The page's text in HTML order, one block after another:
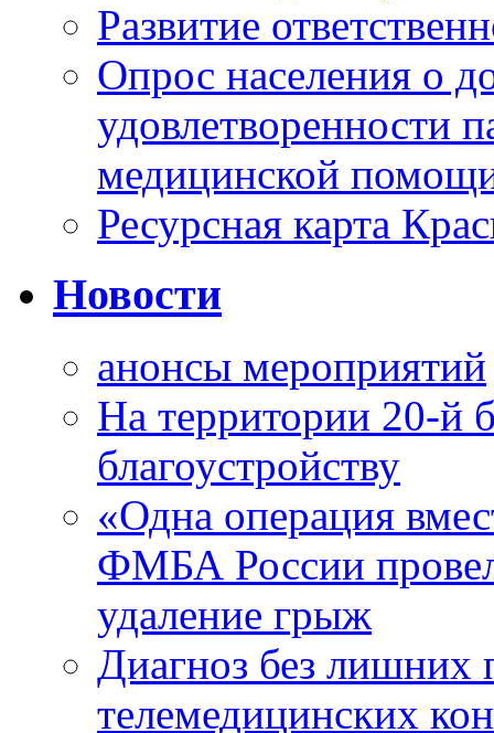
Развитие
Опрос населения о
удовлетворенности
медицинской
Ресурсная карта
Новости
анонсы мероприятий
На территории 20-й
благоустройству
«Одна операция
ФМБА России
удаление грыж
Диагноз без лишних
телемедицинских